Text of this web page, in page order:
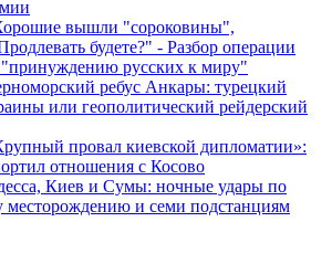
вышли "сороковины",
будете?" - Разбор операции
"принуждению русских к миру"
ребус Анкары: турецкий
или геополитический рейдерский
провал киевской дипломатии»:
отношения с Косово
Киев и Сумы: ночные удары по
месторождению и семи подстанциям